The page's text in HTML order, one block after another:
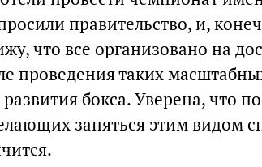
правительство, и,
что все организовано на
проведения таких
бокса. Уверена, что
заняться этим видом